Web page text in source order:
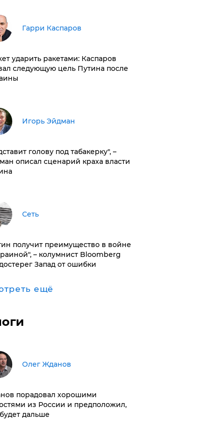
Гарри Каспаров
ударить ракетами: Каспаров
следующую цель Путина после
Игорь Эйдман
голову под табакерку", –
описал сценарий краха власти
Сеть
получит преимущество в войне
– колумнист Bloomberg
Запад от ошибки
ещё
Олег Жданов
порадовал хорошими
из России и предположил,
дальше